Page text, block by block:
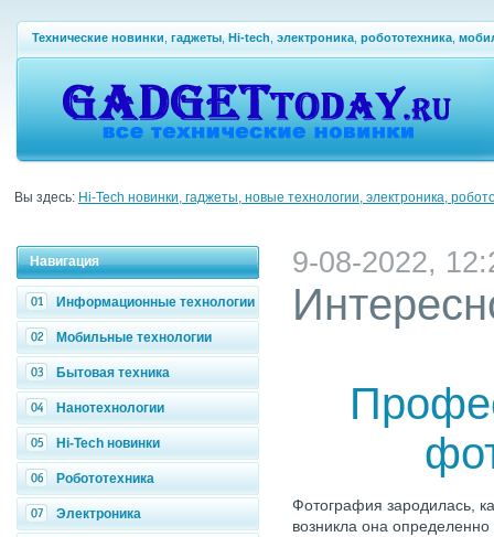
Технические новинки гаджеты Hi-tech электроника робототехника
Вы здесь: Hi-Tech новинки, гаджеты, новые технологии, электроника,
Навигация
Информационные технологии
Мобильные технологии
Бытовая техника
Нанотехнологии
Hi-Tech новинки
Робототехника
Электроника
9-08-2022,
Фотография зародилась,
возникла она